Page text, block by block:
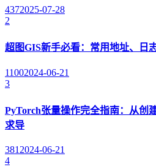
4372025-07-28
2
超图GIS新手必看：常用地址、日
11002024-06-21
3
PyTorch张量操作完全指南：从创
求导
381 2024-06-21
4